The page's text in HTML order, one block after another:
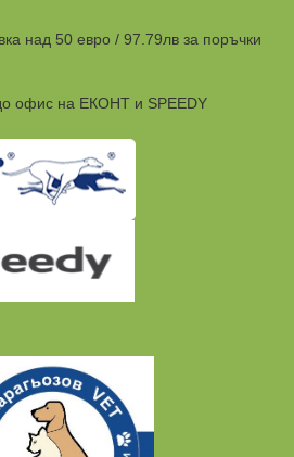
над 50 евро / 97.79лв за поръчки
офис на ЕКОНТ и SPEEDY